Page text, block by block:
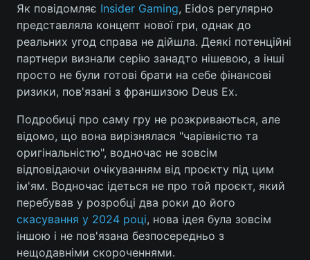
Як повідомляє Insider Gaming, Eidos регулярно
представляла концепт нової гри, однак до
реальних угод справа не дійшла. Деякі потенційні
партнери визнали серію занадто нішевою, а інші
просто не були готові брати на себе фінансові
ризики, пов'язані з франшизою Deus Ex.
Подробиці про саму гру не розкриваються, але
відомо, що вона вирізнялася "чарівністю та
оригінальністю", водночас не зовсім
відповідаючи очікуванням від проєкту під цим
ім'ям. Водночас ідеться не про той проєкт, який
перебував у розробці два роки до його
скасування у 2024 році, нова ідея була зовсім
іншою і не пов'язана безпосередньо з
нещодавніми скороченнями.